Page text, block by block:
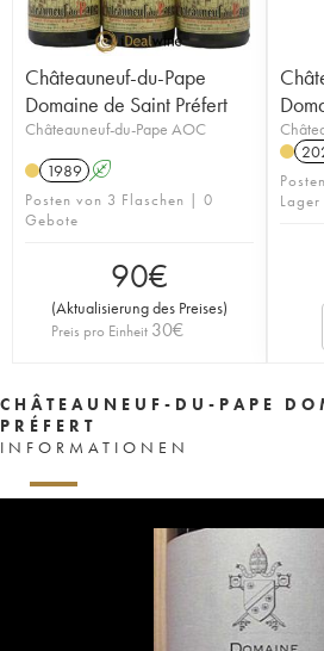
Châteauneuf-du-Pape
Domaine de Saint Préfert
Châteauneuf-du-Pape AOC
1989 A
Posten von 3 Flaschen | 0
Gebote
90€
(Aktualisierung des Preises)
Preis pro Einheit 30€
Lager
CHÂTEAUNEUF-DU-PAPE
PRÉFERT
INFORMATIONEN